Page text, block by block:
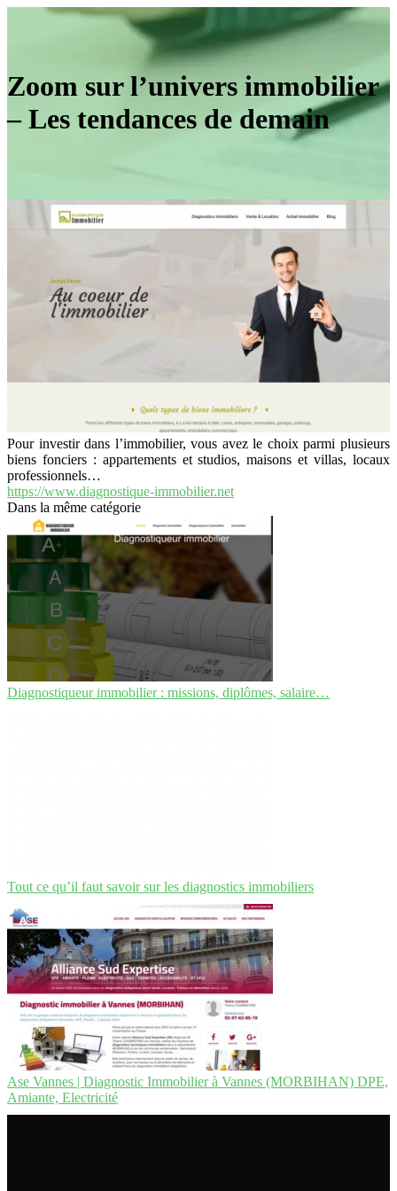
Zoom sur l’univers immobilier
– Les tendances de demain
Pour investir dans l’immobilier, vous avez le choix parmi plusieurs
biens fonciers : appartements et studios, maisons et villas, locaux
professionnels…
https://www.diagnostique-immobilier.net
Dans la même catégorie
Diagnostiqueur immobilier : missions, diplômes, salaire…
Tout ce qu’il faut savoir sur les diagnostics immobiliers
Ase Vannes | Diagnostic Immobilier à Vannes (MORBIHAN) DPE,
Amiante, Electricité